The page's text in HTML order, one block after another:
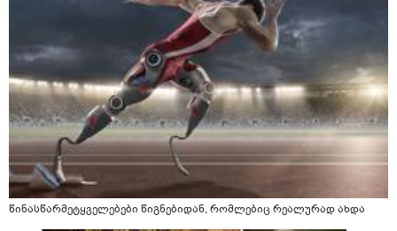
წინასწარმეტყველებები წიგნებიდან, რომლებიც რეალურად ახდა